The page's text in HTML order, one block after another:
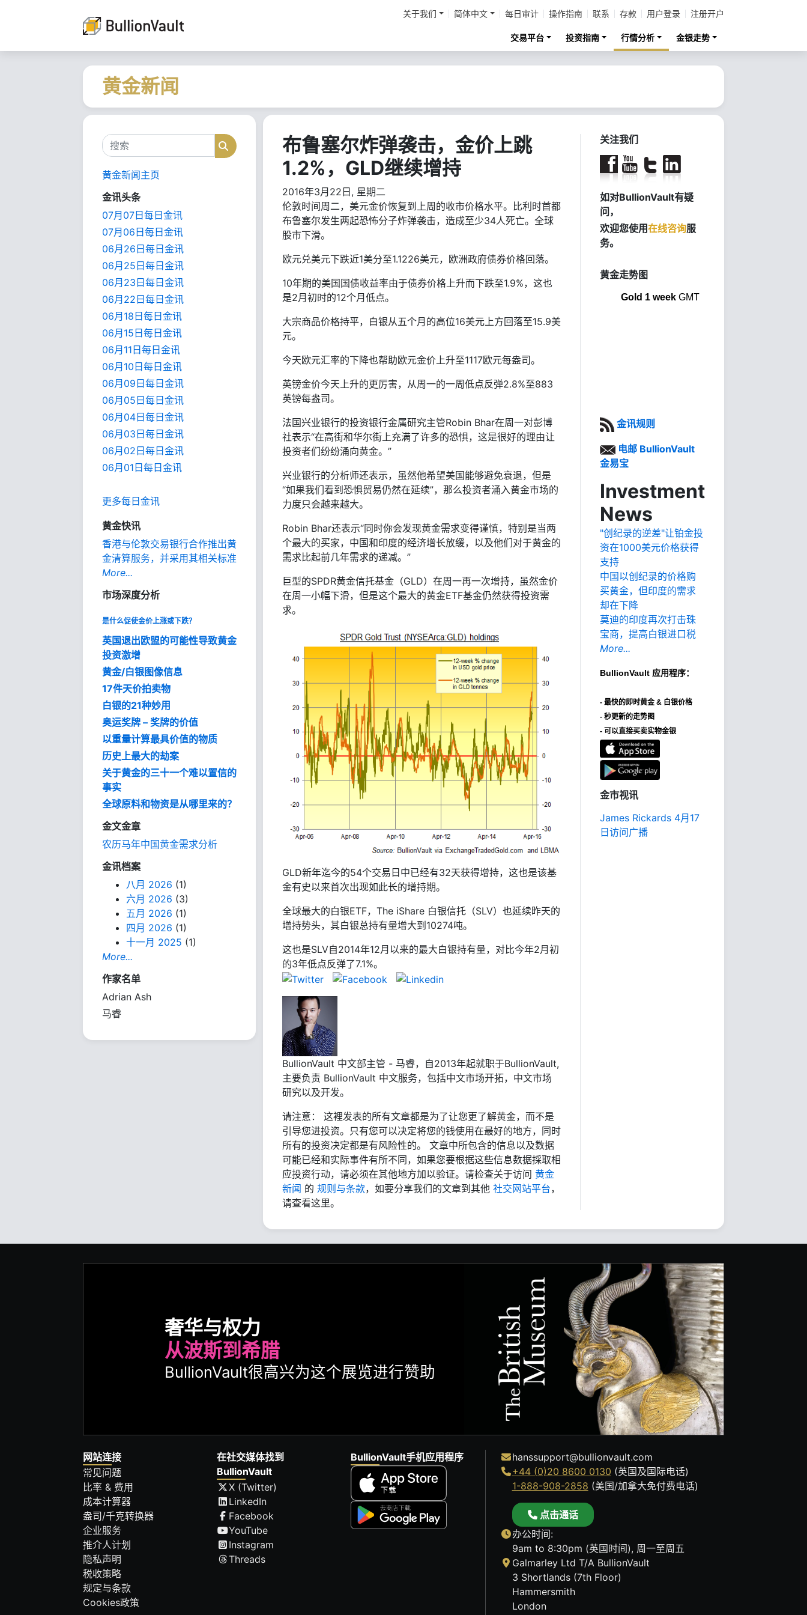
关于我们 简体中文 每日审计 操作指南 联系 存款 用户登录 注册开户
交易平台 投资指南 行情分析 金银走势
黄金新闻
搜索 搜索
黄金新闻主页
金讯头条
07月07日每日金讯
07月06日每日金讯
06月26日每日金讯
06月25日每日金讯
06月23日每日金讯
06月22日每日金讯
06月18日每日金讯
06月15日每日金讯
06月11日每日金讯
06月10日每日金讯
06月09日每日金讯
06月05日每日金讯
06月04日每日金讯
06月03日每日金讯
06月02日每日金讯
06月01日每日金讯
更多每日金讯
黄金快讯
香港与伦敦交易银行合作推出黄
金清算服务，并采用其相关标准
More...
市场深度分析
是什么促使金价上涨或下跌？
英国退出欧盟的可能性导致黄金
投资激增
黄金/白银图像信息
17件天价拍卖物
白银的21种妙用
奥运奖牌 – 奖牌的价值
以重量计算最具价值的物质
历史上最大的劫案
关于黄金的三十一个难以置信的
事实
全球原料和物资是从哪里来的？
金文金章
农历马年中国黄金需求分析
金讯档案
八月 2026 (1)
六月 2026 (3)
五月 2026 (1)
四月 2026 (1)
十一月 2025 (1)
More...
作家名单
Adrian Ash
马睿
布鲁塞尔炸弹袭击，金价上跳
1.2%，GLD继续增持
2016年3月22日, 星期二
伦敦时间周二，美元金价恢复到上周的收市价格水平。比利时首都
布鲁塞尔发生两起恐怖分子炸弹袭击，造成至少34人死亡。全球
股市下滑。
欧元兑美元下跌近1美分至1.1226美元，欧洲政府债券价格回落。
10年期的美国国债收益率由于债券价格上升而下跌至1.9%，这也
是2月初时的12个月低点。
大宗商品价格持平，白银从五个月的高位16美元上方回落至15.9美
元。
今天欧元汇率的下降也帮助欧元金价上升至1117欧元每盎司。
英镑金价今天上升的更厉害，从周一的一周低点反弹2.8%至883
英镑每盎司。
法国兴业银行的投资银行金属研究主管Robin Bhar在周一对彭博
社表示“在高街和华尔街上充满了许多的恐惧，这是很好的理由让
投资者们纷纷涌向黄金。”
兴业银行的分析师还表示，虽然他希望美国能够避免衰退，但是
“如果我们看到恐惧贸易仍然在延续”，那么投资者涌入黄金市场的
力度只会越来越大。
Robin Bhar还表示“同时你会发现黄金需求变得谨慎，特别是当两
个最大的买家，中国和印度的经济增长放缓，以及他们对于黄金的
需求比起前几年需求的递减。”
巨型的SPDR黄金信托基金（GLD）在周一再一次增持，虽然金价
在周一小幅下滑，但是这个最大的黄金ETF基金仍然获得投资需
求。
GLD新年迄今的54个交易日中已经有32天获得增持，这也是该基
金有史以来首次出现如此长的增持期。
全球最大的白银ETF，The iShare 白银信托（SLV）也延续昨天的
增持势头，其白银总持有量增大到10274吨。
这也是SLV自2014年12月以来的最大白银持有量，对比今年2月初
的3年低点反弹了7.1%。
BullionVault 中文部主管 - 马睿，自2013年起就职于BullionVault,
主要负责 BullionVault 中文服务，包括中文市场开拓，中文市场
研究以及开发。
请注意： 这裡发表的所有文章都是为了让您更了解黄金，而不是
引导您进投资。只有您可以决定将您的钱使用在最好的地方，同时
所有的投资决定都是有风险性的。 文章中所包含的信息以及数据
可能已经和实际事件有所不同，如果您要根据这些信息数据採取相
应投资行动，请必须在其他地方加以验证。请检查关于访问 黄金
新闻 的 规则与条款，如要分享我们的文章到其他 社交网站平台，
请查看这里。
关注我们
如对BullionVault有疑
问，
欢迎您使用在线咨询服
务。
黄金走势图
Gold 1 weekGMT
金讯规则
电邮 BullionVault
金易宝
Investment
News
"创纪录的逆差"让铂金投
资在1000美元价格获得
支持
中国以创纪录的价格购
买黄金，但印度的需求
却在下降
莫迪的印度再次打击珠
宝商，提高白银进口税
More...
BullionVault 应用程序：
- 最快的即时黄金 & 白银价格
- 秒更新的走势图
- 可以直接买卖实物金银
金市视讯
James Rickards 4月17
日访问广播
奢华与权力
从波斯到希腊
BullionVault很高兴为这个展览进行赞助
网站连接
常见问题
比率 & 费用
成本计算器
盎司/千克转换器
企业服务
推介人计划
隐私声明
税收策略
规定与条款
Cookies政策
在社交媒体找到
BullionVault
X (Twitter)
LinkedIn
Facebook
YouTube
Instagram
Threads
BullionVault手机应用程序
hanssupport@bullionvault.com
+44 (0)20 8600 0130 (英国及国际电话)
1-888-908-2858 (美国/加拿大免付费电话)
点击通话
办公时间:
9am to 8:30pm (英国时间), 周一至周五
Galmarley Ltd T/A BullionVault
3 Shortlands (7th Floor)
Hammersmith
London